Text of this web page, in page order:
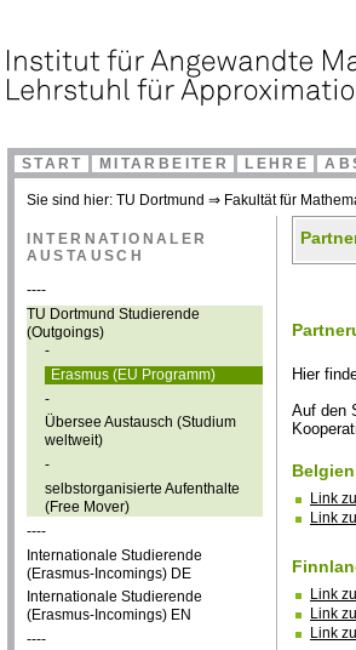
START MITARBEITER LEHRE
Sie sind hier: TU Dortmund ⇒ Fakultät für
INTERNATIONALER
AUSTAUSCH
----
TU Dortmund Studierende
(Outgoings)
-
Erasmus (EU Programm)
-
Übersee Austausch (Studium
weltweit)
-
selbstorganisierte Aufenthalte
(Free Mover)
----
Internationale Studierende
(Erasmus-Incomings) DE
Internationale Studierende
(Erasmus-Incomings) EN
----
Hier
Auf den
Link
Link
Link
Link
Link